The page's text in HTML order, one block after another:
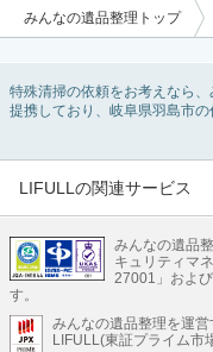
みんなの遺品整理トップ
特殊清掃の依頼をお考えなら
提携しており、岐阜県羽島市
孤独死・孤立死に伴う不用品
ムによる原状回復・オゾン脱
のご担当者様でも相談できます
LIFULLの関連サービス
不動産・住宅
引越し 老
不動産クラウドファンディ
LIFULL HOME'Sのサービ
みんなの遺品
キュリティマ
27001」およ
す。
みんなの遺品整理を運
LIFULL(東証プライム市